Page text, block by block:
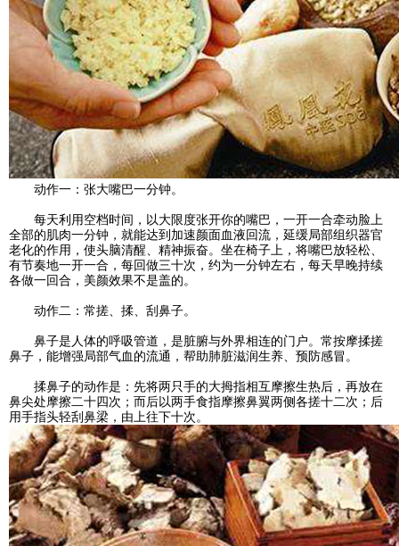
动作一：张大嘴巴一分钟。
每天利用空档时间，以大限度张开你的嘴巴，一开一合牵动脸上
全部的肌肉一分钟，就能达到加速颜面血液回流，延缓局部组织器官
老化的作用，使头脑清醒、精神振奋。坐在椅子上，将嘴巴放轻松、
有节奏地一开一合，每回做三十次，约为一分钟左右，每天早晚持续
各做一回合，美颜效果不是盖的。
动作二：常搓、揉、刮鼻子。
鼻子是人体的呼吸管道，是脏腑与外界相连的门户。常按摩揉搓
鼻子，能增强局部气血的流通，帮助肺脏滋润生养、预防感冒。
揉鼻子的动作是：先将两只手的大拇指相互摩擦生热后，再放在
鼻尖处摩擦二十四次；而后以两手食指摩擦鼻翼两侧各搓十二次；后
用手指头轻刮鼻梁，由上往下十次。